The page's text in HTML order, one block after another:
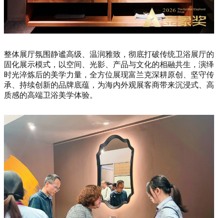
整体展厅氛围静谧高级、温润雅致，彻底打破传统卫浴展厅的
固化展示模式，以空间、光影、产品与文化的相融共生，演绎
时光淬炼后的美学力量，全方位展现富兰克深耕原创、坚守传
承、持续创新的品牌底蕴，为海内外观展客商带来沉浸式、高
质感的高端卫浴美学体验。